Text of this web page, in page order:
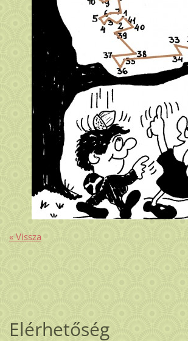
« Vissza
Elérhetőség